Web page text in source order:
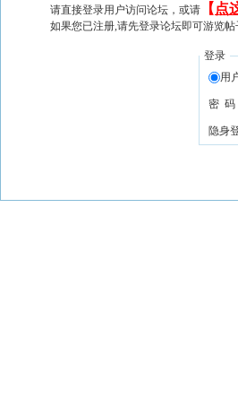
请直接登录用户访问论坛，或请 【 点
如果您已注册,请先登录论坛即可游览帖
登录
用
密 码
隐身